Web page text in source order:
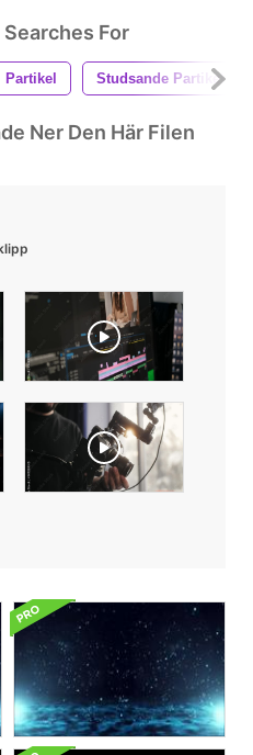
For
Partikel Studsande Partikel
Ner Den Här Filen